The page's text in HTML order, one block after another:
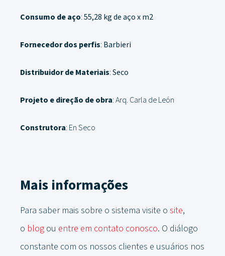
Consumo de aço:55,28 kg de aço x m2
Fornecedor dos perfis: Barbieri
Distribuidor de Materiais:Seco
Projeto e direção de obra: Arq. Carla de León
Construtora: En Seco
Mais informações
Para saber mais sobre o sistema visite o site,
o blog ou entre em contato conosco. O diálogo
constante com os nossos clientes e usuários nos